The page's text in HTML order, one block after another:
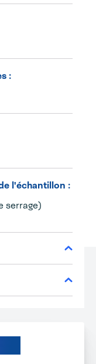
:
l'échantillon :
serrage)